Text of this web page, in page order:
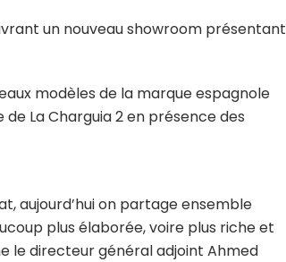
un nouveau showroom présentant
modèles de la marque espagnole
de La Charguia 2 en présence des
aujourd’hui on partage ensemble
plus élaborée, voire plus riche et
le directeur général adjoint Ahmed